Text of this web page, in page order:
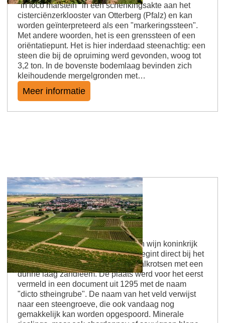
"in loco marstein" in een schenkingsakte aan het
cisterciënzerklooster van Otterberg (Pfalz) en kan
worden geïnterpreteerd als een "markeringssteen".
Met andere woorden, het is een grenssteen of een
oriëntatiepunt. Het is hier inderdaad steenachtig: een
steen die bij de opruiming werd gevonden, woog tot
3,2 ton. In de bovenste bodemlaag bevinden zich
kleihoudende mergelgronden met…
Meer informatie
Westhofener Steingrube
Ooit een steengroeve, vandaag een wijn koninkrijk
De enige wijngaard "Steingrube" begint direct bij het
dorp. Het wordt gekenmerkt door kalkrotsen met een
dunne laag zandleem. De plaats werd voor het eerst
vermeld in een document uit 1295 met de naam
"dicto stheingrube". De naam van het veld verwijst
naar een steengroeve, die ook vandaag nog
gemakkelijk kan worden opgespoord. Minerale